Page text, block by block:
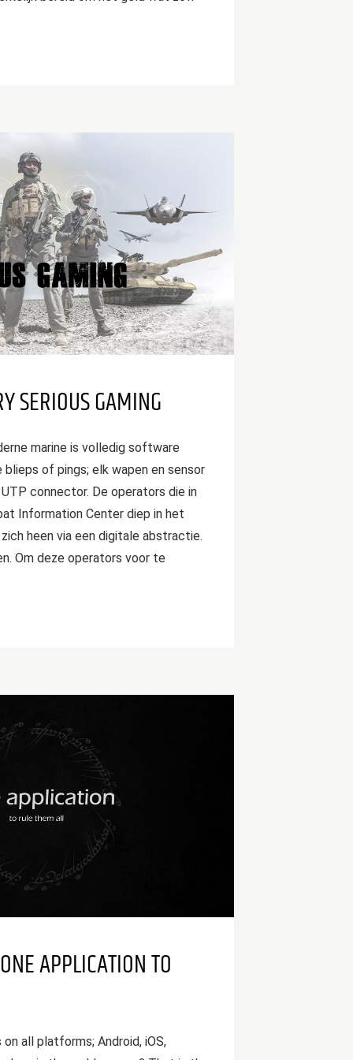
SERIOUS GAMING
marine is volledig software
blieps of pings; elk wapen en sensor
connector. De operators die in
Information Center diep in het
heen via een digitale abstractie.
Om deze operators voor te
APPLICATION TO
all platforms; Android, iOS,